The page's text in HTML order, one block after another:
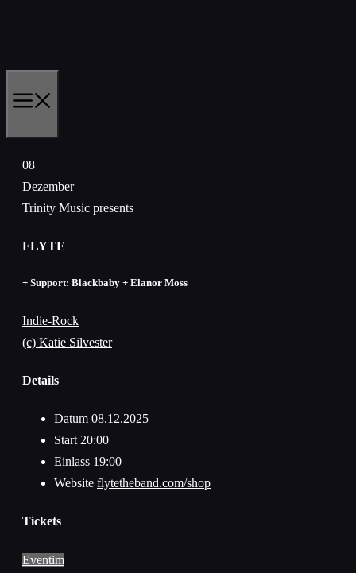
08
Dezember
Trinity Music presents
FLYTE
+ Support: Blackbaby + Elanor Moss
Indie-Rock
(c) Katie Silvester
Details
Datum 08.12.2025
Start 20:00
Einlass 19:00
Website flytetheband.com/shop
Tickets
Eventim